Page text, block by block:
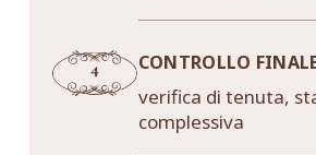
CONTROLLO
verifica di tenuta,
complessiva